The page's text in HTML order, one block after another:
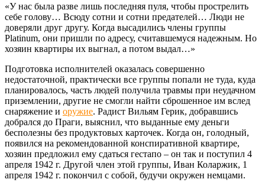
«У нас была разве лишь последняя пуля, чтобы прострелить
себе голову… Всюду сотни и сотни предателей… Люди не
доверяли друг другу. Когда высадились члены группы
Platinum, они пришли по адресу, считавшемуся надежным. Но
хозяин квартиры их выгнал, а потом выдал…»
Подготовка исполнителей оказалась совершенно
недостаточной, практически все группы попали не туда, куда
планировалось, часть людей получила травмы при неудачном
приземлении, другие не смогли найти сброшенное им вслед
снаряжение и оружие. Радист Вильям Герик, добравшись
добрался до Праги, выяснил, что выданные ему деньги
бесполезны без продуктовых карточек. Когда он, голодный,
появился на рекомендованной конспиративной квартире,
хозяин предложил ему сдаться гестапо – он так и поступил 4
апреля 1942 г. Другой член этой группы, Иван Коларжик, 1
апреля 1942 г. покончил с собой, будучи окружен немцами.